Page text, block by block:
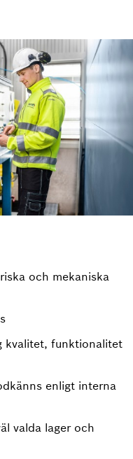
och mekaniska
kvalitet, funktionalitet
enligt interna
valda lager och